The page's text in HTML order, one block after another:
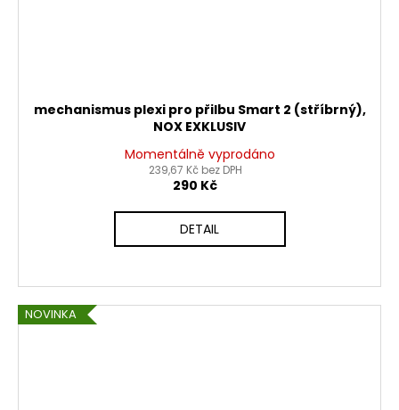
mechanismus plexi pro přilbu Smart 2 (stříbrný),
NOX EXKLUSIV
Momentálně vyprodáno
239,67 Kč bez DPH
290 Kč
DETAIL
NOVINKA